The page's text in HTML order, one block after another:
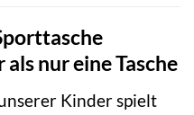
nur eine Tasche
Kinder spielt